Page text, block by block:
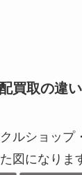
買取の違い
ルショップ
図になりま